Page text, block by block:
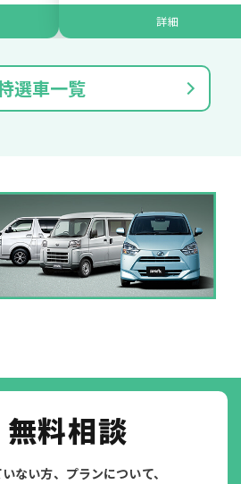
詳細
選車一覧
無料相談
ない方、プランについて、